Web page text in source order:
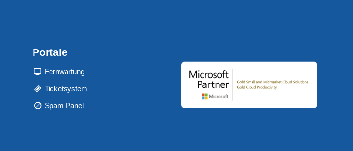
Portale
Fernwartung
Ticketsystem
Spam Panel